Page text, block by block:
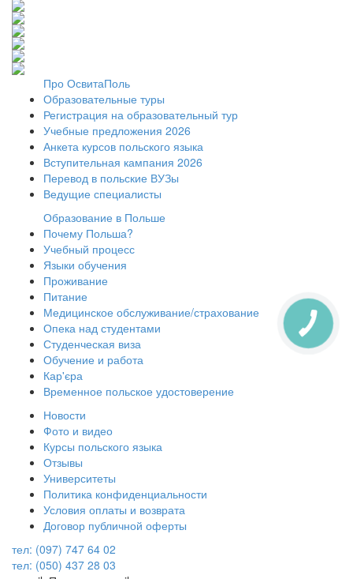
Про ОсвитаПоль
Образовательные туры
Регистрация на образовательный тур
Учебные предложения 2026
Анкета курсов польского языка
Вступительная кампания 2026
Перевод в польские ВУЗы
Ведущие специалисты
Образование в Польше
Почему Польша?
Учебный процесс
Языки обучения
Проживание
Питание
Медицинское обслуживание/страхование
Опека над студентами
Студенческая виза
Обучение и работа
Кар'єра
Временное польское удостоверение
Новости
Фото и видео
Курсы польского языка
Отзывы
Университеты
Политика конфиденциальности
Условия оплаты и возврата
Договор публичной оферты
тел: (097) 747 64 02
тел: (050) 437 28 03